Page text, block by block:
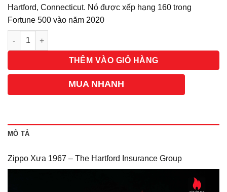
Hartford, Connecticut. Nó được xếp hạng 160 trong
Fortune 500 vào năm 2020
Số lượng
THÊM VÀO GIỎ HÀNG
MUA NHANH
MÔ TẢ
Zippo Xưa 1967 – The Hartford Insurance Group